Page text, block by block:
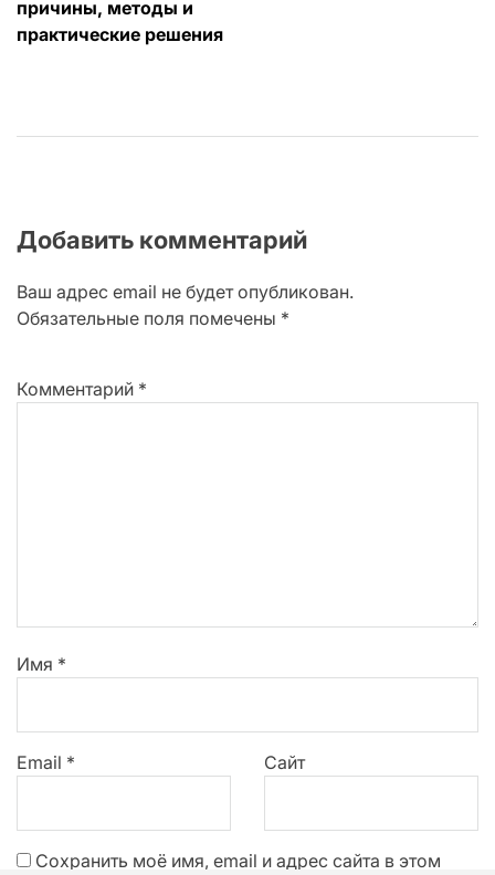
записям
причины, методы и
практические решения
Добавить комментарий
Ваш адрес email не будет опубликован.
Обязательные поля помечены *
Комментарий *
Имя *
Email * Сайт
Сохранить моё имя, email и адрес сайта в этом